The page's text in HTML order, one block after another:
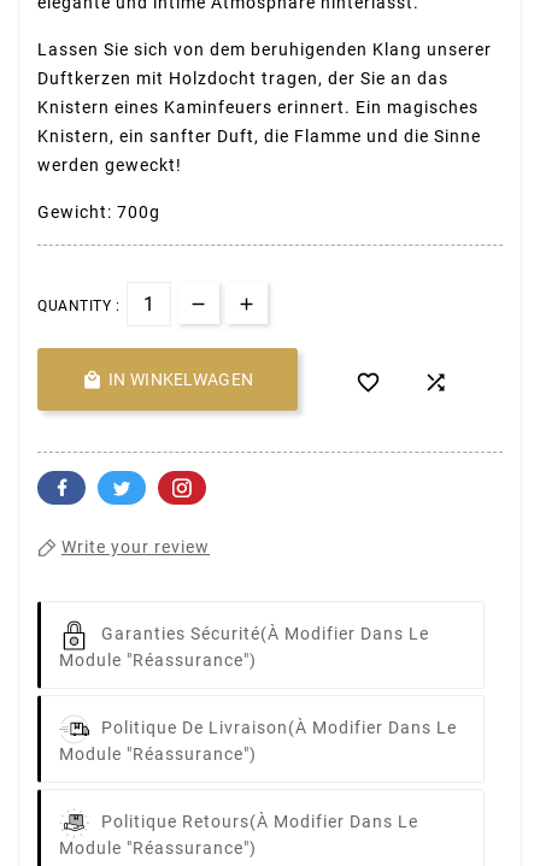
Lassen Sie sich von dem beruhigenden Klang unserer
Duftkerzen mit Holzdocht tragen, der Sie an das
Knistern eines Kaminfeuers erinnert. Ein magisches
Knistern, ein sanfter Duft, die Flamme und die Sinne
werden geweckt!
Gewicht: 700g
QUANTITY :
 IN WINKELWAGEN  
Write your review
Garanties Sécurité(à Modifier Dans Le
Module "Réassurance")
Politique De Livraison(à Modifier Dans Le
Module "Réassurance")
Politique Retours(à Modifier Dans Le
Module "Réassurance")